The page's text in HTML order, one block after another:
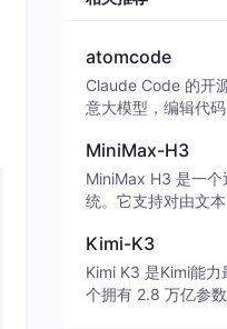
atomcode
Claude Code 的开
意大模型，编辑代
致性能。 ｜ An
e to Claude Code.
edit code, run
MiniMax-H3
MiniMax H3 是一个
统。它支持对由文
并能生成分辨率高
秒的带原生立体声
面向任务泛化的系
Kimi-K3
Kimi K3 是Kimi能
个拥有 2.8 万亿参